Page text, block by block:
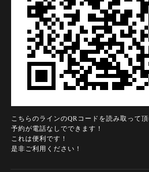
こちらのラインのQRコードを読み取って
予約が電話なしでできます！
これは便利です！
是非ご利用ください！